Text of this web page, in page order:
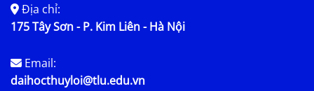
Địa chỉ:
175 Tây Sơn - P. Kim Liên - Hà Nội
Email:
daihocthuyloi@tlu.edu.vn